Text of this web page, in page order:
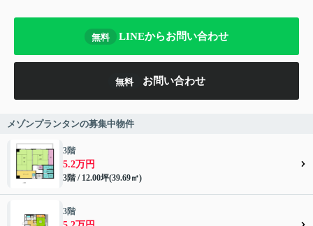
無料 LINEからお問い合わせ
無料 お問い合わせ
メゾンプランタンの募集中物件
3階
5.2万円
3階 / 12.00坪(39.69㎡)
3階